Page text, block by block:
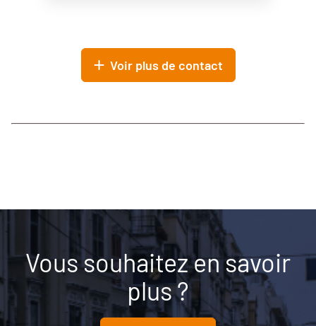
Voir plus de contact
Vous souhaitez en savoir
plus ?